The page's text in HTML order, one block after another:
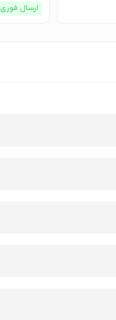
ارسال فوری